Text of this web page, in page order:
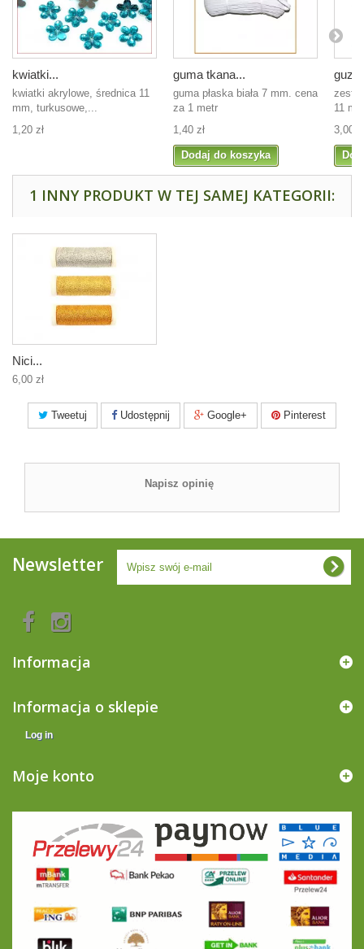
kwiatki...
kwiatki akrylowe, średnica 11
mm, turkusowe,...
1,20 zł
guma tkana...
guma płaska biała 7 mm. cena
za 1 metr
1,40 zł
Dodaj do koszyka
11
3,00
1 INNY PRODUKT W TEJ SAMEJ KATEGORII:
Nici...
6,00 zł
Tweetuj Udostępnij Google+ Pinterest
Napisz opinię
Newsletter
Informacja
Informacja o sklepie
Log in
Moje konto